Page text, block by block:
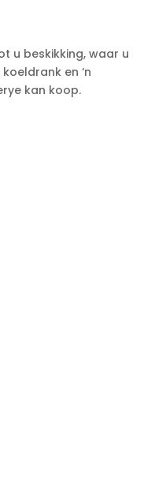
u beskikking, waar u
en ‘n
kan koop.